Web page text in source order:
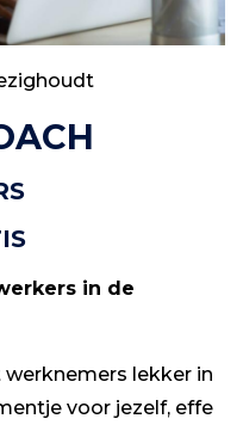
in de
lekker in
voor jezelf, effe